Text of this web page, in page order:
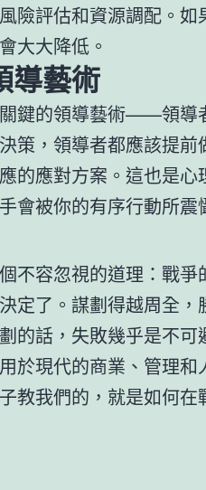
險評估和資源調配。
大大降低。
導藝術
鍵的領導藝術——領導
策，領導者都應該提
的應對方案。這也是
會被你的有序行動所震
不容忽視的道理：戰
定了。謀劃得越周全
的話，失敗幾乎是不
於現代的商業、管理和
教我們的，就是如何在